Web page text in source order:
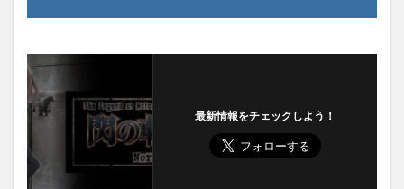
最新情報をチェックしよう！